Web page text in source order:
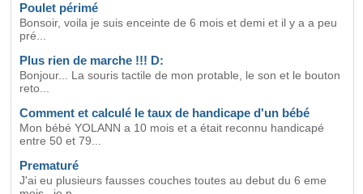
Poulet périmé
Bonsoir, voila je suis enceinte de 6 mois et demi et il y a a peu
pré...
Plus rien de marche !!! D:
Bonjour... La souris tactile de mon protable, le son et le bouton
reto...
Comment et calculé le taux de handicape d'un bébé
Mon bébé YOLANN a 10 mois et a était reconnu handicapé
entre 50 et 79...
Prematuré
J'ai eu plusieurs fausses couches toutes au debut du 6 eme